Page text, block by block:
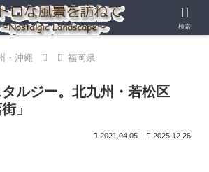
・沖縄 福岡県
ルジー。北九州・若松区
」
2021.04.05 2025.12.26
検索